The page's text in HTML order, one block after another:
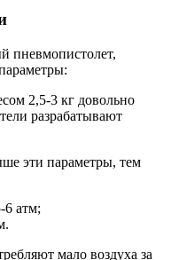
пневмопистолет,
2,5-3 кг довольно
разрабатывают
эти параметры, тем
6 атм;
мало воздуха за